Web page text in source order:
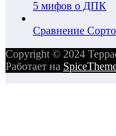
5 мифов о ДПК
Сравнение
Copyright © 2024
Работает на